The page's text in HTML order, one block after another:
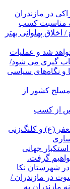
مناسبت کسب
پهلوانی بهتر
شد و عملیات
گیری می شود/
و نگاه‌های سیاسی
کشور از
پس از کسب
(ع) و کلنگ‌زنی
جهانی
گرفت.
شهرستان نکا
در مازندران /
مازندران به